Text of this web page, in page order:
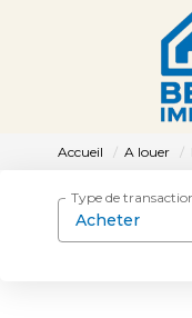
Accueil A louer
Acheter
Type de